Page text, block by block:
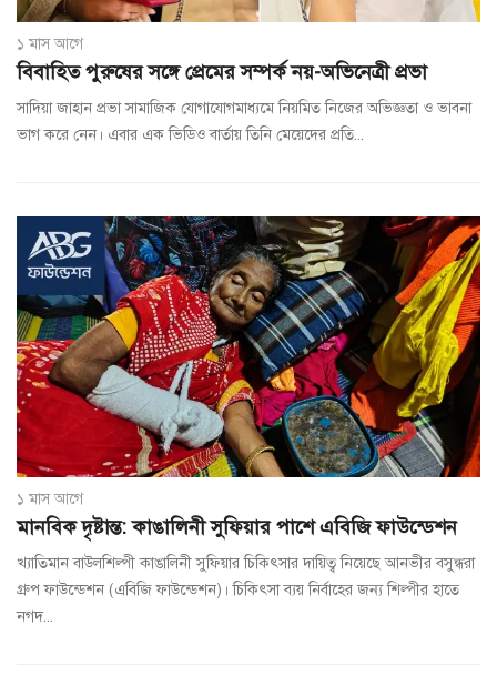
১ মাস আগে
বিবাহিত পুরুষের সঙ্গে প্রেমের সম্পর্ক নয়-অভিনেত্রী প্রভা
সাদিয়া জাহান প্রভা সামাজিক যোগাযোগমাধ্যমে নিয়মিত নিজের অভিজ্ঞতা ও ভাবনা
ভাগ করে নেন। এবার এক ভিডিও বার্তায় তিনি মেয়েদের প্রতি...
১ মাস আগে
মানবিক দৃষ্টান্ত: কাঙালিনী সুফিয়ার পাশে এবিজি ফাউন্ডেশন
খ্যাতিমান বাউলশিল্পী কাঙালিনী সুফিয়ার চিকিৎসার দায়িত্ব নিয়েছে আনভীর বসুন্ধরা
গ্রুপ ফাউন্ডেশন (এবিজি ফাউন্ডেশন)। চিকিৎসা ব্যয় নির্বাহের জন্য শিল্পীর হাতে
নগদ...